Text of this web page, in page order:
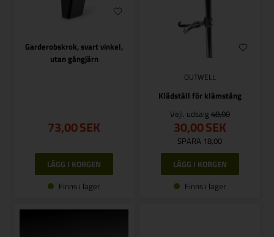
Garderobskrok, svart vinkel,
utan gångjärn
73,00SEK
Finns i lager
OUTWELL
Klädställ för klämstång
Vejl. udsalg 48,00
30,00SEK
SPARA 18,00
Finns i lager